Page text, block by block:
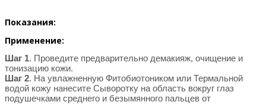
Показания:
Применение:
Шаг 1. Проведите предварительно демакияж, очищение и
тонизацию кожи.
Шаг 2. На увлажненную Фитобиотоником или Термальной
водой кожу нанесите Сыворотку на область вокруг глаз
подушечками среднего и безымянного пальцев от